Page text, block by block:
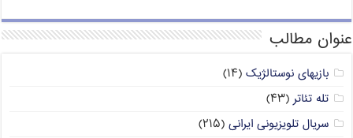
عنوان مطالب
بازیهای نوستالژیک (۱۴)
تله تئاتر (۴۳)
سریال تلویزیونی ایرانی (۲۱۵)